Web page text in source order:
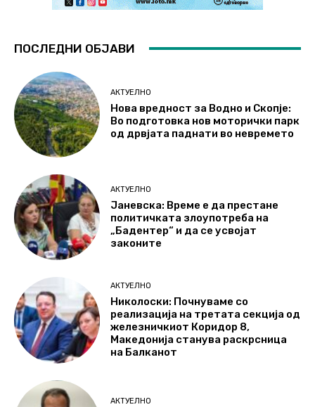
ПОСЛЕДНИ ОБЈАВИ
АКТУЕЛНО
Нова вредност за Водно и Скопје:
Во подготовка нов моторички парк
од дрвјата паднати во невремето
АКТУЕЛНО
Јаневска: Време е да престане
политичката злоупотреба на
„Бадентер“ и да се усвојат
законите
АКТУЕЛНО
Николоски: Почнуваме со
реализација на третата секција од
железничкиот Коридор 8,
Македонија станува раскрсница
на Балканот
АКТУЕЛНО